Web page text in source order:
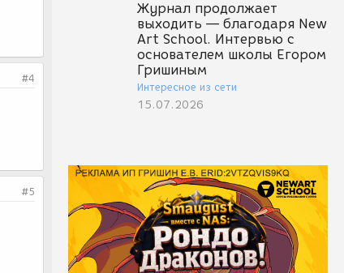
Журнал продолжает
выходить — благодаря New
Art School. Интервью с
основателем школы Егором
Гришиным
Интересное из сети
15.07.2026
#4
#5